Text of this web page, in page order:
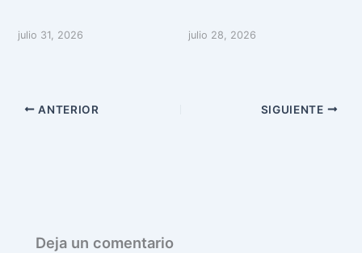
julio 31, 2026 julio 28, 2026
ANTERIOR SIGUIENTE
Deja un comentario